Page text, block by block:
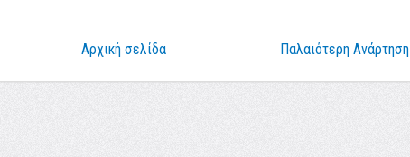
Παλαιότερη Ανάρτηση
Αρχική σελίδα